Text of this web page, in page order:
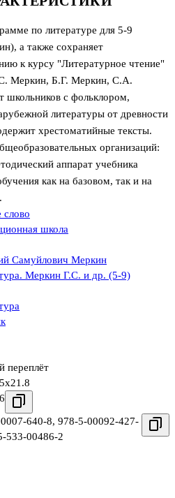
по литературе для 5-9
а также сохраняет
к курсу "Литературное чтение"
Меркин, Б.Г. Меркин, С.А.
школьников с фольклором,
литературы от древности
хрестоматийные тексты.
организаций:
аппарат учебника
как на базовом, так и на
слово
школа
Самуйлович Меркин
Меркин Г.С. и др. (5-9)
переплёт
640-8, 978-5-00092-427-
533-00486-2